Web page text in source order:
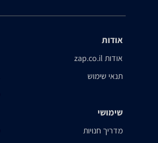
אודות
אודות zap.co.il
תנאי שימוש
שימושי
מדריך חנויות